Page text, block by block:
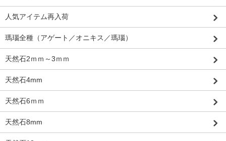
人気アイテム再入荷
瑪瑙全種（アゲート／オニキス／瑪瑙）
天然石2ｍｍ～3ｍｍ
天然石4mm
天然石6ｍｍ
天然石8mm